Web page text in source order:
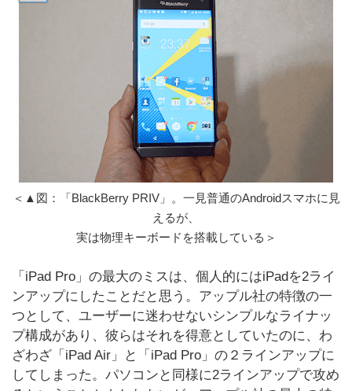
＜▲図：「BlackBerry PRIV」。一見普通のAndroidスマホに見
えるが、
実は物理キーボードを搭載している＞
「iPad Pro」の最大のミスは、個人的にはiPadを2ライ
ンアップにしたことだと思う。アップル社の特徴の一
つとして、ユーザーに迷わせないシンプルなライナッ
プ構成があり、彼らはそれを得意としていたのに、わ
ざわざ「iPad Air」と「iPad Pro」の２ラインアップに
してしまった。パソコンと同様に2ラインアップで攻め